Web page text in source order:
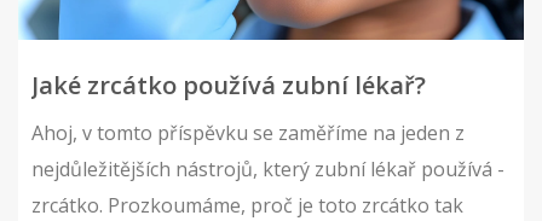
Jaké zrcátko používá zubní lékař?
Ahoj, v tomto příspěvku se zaměříme na jeden z
nejdůležitějších nástrojů, který zubní lékař používá -
zrcátko. Prozkoumáme, proč je toto zrcátko tak